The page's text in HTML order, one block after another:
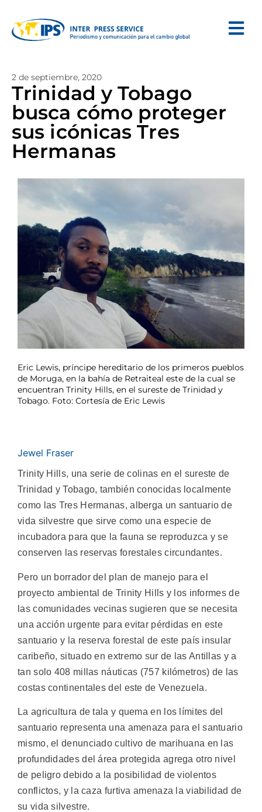
2 de septiembre, 2020
Trinidad y Tobago
busca cómo proteger
sus icónicas Tres
Hermanas
Eric Lewis, príncipe hereditario de los primeros pueblos
de Moruga, en la bahía de Retraiteal este de la cual se
encuentran Trinity Hills, en el sureste de Trinidad y
Tobago. Foto: Cortesía de Eric Lewis
Jewel Fraser
Trinity Hills, una serie de colinas en el sureste de
Trinidad y Tobago, también conocidas localmente
como las Tres Hermanas, alberga un santuario de
vida silvestre que sirve como una especie de
incubadora para que la fauna se reproduzca y se
conserven las reservas forestales circundantes.
Pero un borrador del plan de manejo para el
proyecto ambiental de Trinity Hills y los informes de
las comunidades vecinas sugieren que se necesita
una acción urgente para evitar pérdidas en este
santuario y la reserva forestal de este país insular
caribeño, situado en extremo sur de las Antillas y a
tan solo 408 millas náuticas (757 kilómetros) de las
costas continentales del este de Venezuela.
La agricultura de tala y quema en los límites del
santuario representa una amenaza para el santuario
mismo, el denunciado cultivo de marihuana en las
profundidades del área protegida agrega otro nivel
de peligro debido a la posibilidad de violentos
conflictos, y la caza furtiva amenaza la viabilidad de
su vida silvestre.